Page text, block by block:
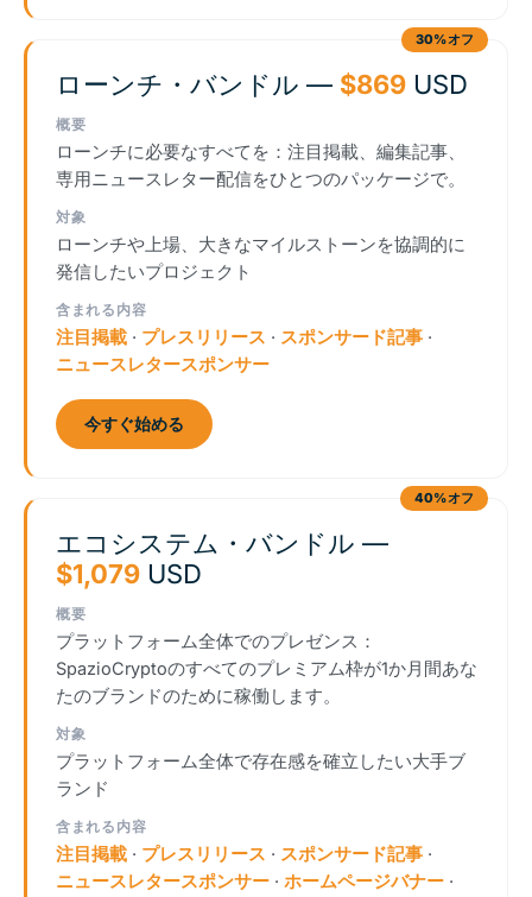
30%オフ
ローンチ・バンドル — $869 USD
概要
ローンチに必要なすべてを：注目掲載、編集記事、
専用ニュースレター配信をひとつのパッケージで。
対象
ローンチや上場、大きなマイルストーンを協調的に
発信したいプロジェクト
含まれる内容
注目掲載 · プレスリリース · スポンサード記事 ·
ニュースレタースポンサー
今すぐ始める
40%オフ
エコシステム・バンドル —
$1,079 USD
概要
プラットフォーム全体でのプレゼンス：
SpazioCryptoのすべてのプレミアム枠が1か月間あな
たのブランドのために稼働します。
対象
プラットフォーム全体で存在感を確立したい大手ブ
ランド
含まれる内容
注目掲載 · プレスリリース · スポンサード記事 ·
ニュースレタースポンサー · ホームページバナー ·